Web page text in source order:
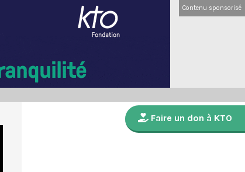
Contenu sponsorisé
Faire un don à KTO